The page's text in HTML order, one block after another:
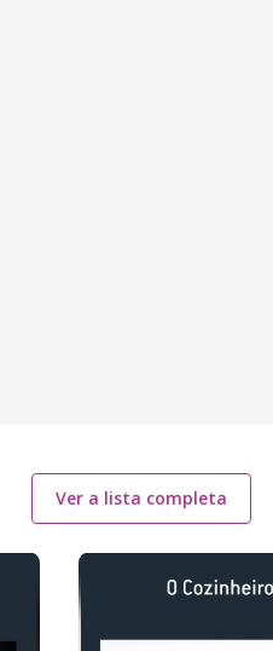
Ver a lista completa